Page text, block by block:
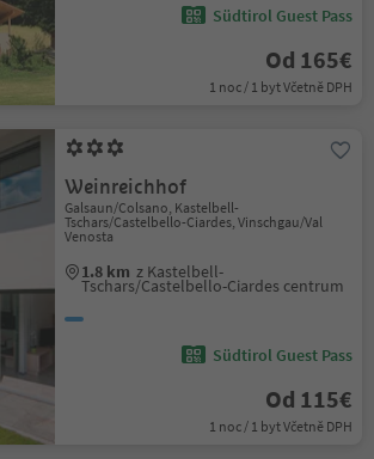
Südtirol Guest Pass
Od 165€
1 noc / 1 byt Včetně DPH
Weinreichhof
Galsaun/Colsano, Kastelbell-
Tschars/Castelbello-Ciardes, Vinschgau/Val
Venosta
1.8 km z Kastelbell-
Tschars/Castelbello-Ciardes centrum
Südtirol Guest Pass
Od 115€
1 noc / 1 byt Včetně DPH